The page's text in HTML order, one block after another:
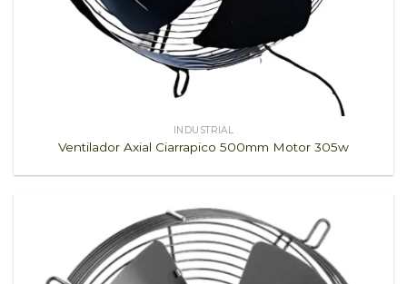
INDUSTRIAL
Ventilador Axial Ciarrapico 500mm Motor 305w